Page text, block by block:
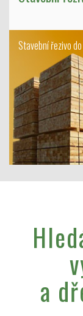
Stavební řezivo
a